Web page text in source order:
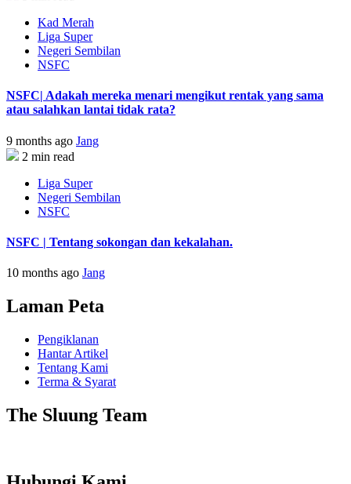
Kad Merah
Liga Super
Negeri Sembilan
NSFC
NSFC| Adakah mereka menari mengikut rentak yang sama
atau salahkan lantai tidak rata?
9 months ago Jang
2 min read
Liga Super
Negeri Sembilan
NSFC
NSFC | Tentang sokongan dan kekalahan.
10 months ago Jang
Laman Peta
Pengiklanan
Hantar Artikel
Tentang Kami
Terma & Syarat
The Sluung Team